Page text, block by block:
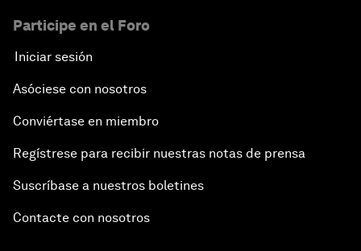
Participe en el Foro
Iniciar sesión
Asóciese con nosotros
Conviértase en miembro
Regístrese para recibir nuestras notas de prensa
Suscríbase a nuestros boletines
Contacte con nosotros